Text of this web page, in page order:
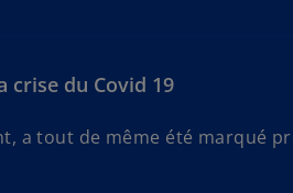
crise du Covid 19
a tout de même été marqué